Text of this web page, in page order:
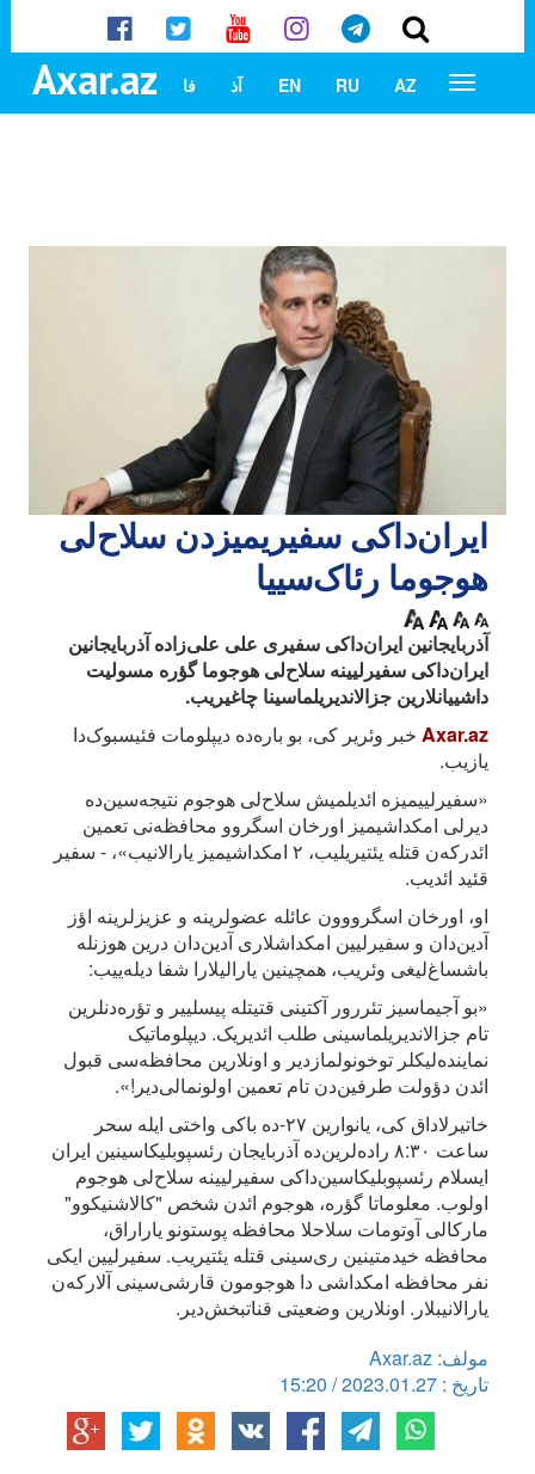
Axar.az AZ
RU
EN آذ فا
ایران‌داکی سفیریمیزدن سلاح‌لی
هوجوما رئاک‌سییا
آذربایجانین ایران‌داکی سفیری علی علی‌زاده آذربایجانین
ایران‌داکی سفیرلیینه سلاح‌لی هوجوما گؤره مسولیت
داشییانلارین جزالاندیریلماسینا چاغیریب.
Axar.az خبر وئریر کی، بو باره‌ده دیپلومات فئیسبوک‌دا
یازیب.
«سفیرلییمیزه ائدیلمیش سلاح‌لی هوجوم نتیجه‌سین‌ده
دیرلی امکداشیمیز اورخان اسگروو محافظه‌نی تعمین
ائدرکه‌ن قتله یئتیریلیب، ۲ امکداشیمیز یارالانیب»، - سفیر
قئید ائدیب.
او، اورخان اسگرووون عائله عضولرینه و عزیزلرینه اؤز
آدین‌دان و سفیرلیین امکداشلاری آدین‌دان درین هوزنله
باشساغ‌لیغی وئریب، همچینین یارالیلارا شفا دیله‌ییب:
«بو آجیماسیز تئررور آکتینی قتیتله پیسلییر و تؤره‌دنلرین
تام جزالاندیریلماسینی طلب ائدیریک. دیپلوماتیک
نماینده‌لیکلر توخونولمازدیر و اونلارین محافظه‌سی قبول
ائد‌ن دؤولت طرفین‌دن تام تعمین اولونمالی‌دیر!».
خاتیرلاداق کی، یانوارین ۲۷-ده باکی واختی ایله سحر
ساعت ۸:۳۰ راده‌لرین‌ده آذربایجان رئسپوبلیکاسینین ایران
ایسلام رئسپوبلیکاسین‌داکی سفیرلیینه سلاح‌لی هوجوم
اولوب. معلوماتا گؤره، هوجوم ائد‌ن شخص "کالاشنیکوو"
مارکالی آوتومات سلاحلا محافظه پوستونو یاراراق،
محافظه خیدمتینین ری‌سینی قتله یئتیریب. سفیرلیین ایکی
نفر محافظه امکداشی دا هوجومون قارشی‌سینی آلارکه‌ن
یارالانیبلار. اونلارین وضعیتی قناتبخش‌دیر.
مولف: Axar.az
تاریخ : 2023.01.27 / 15:20